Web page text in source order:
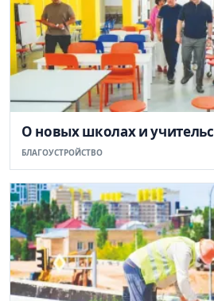
О новых школах и
БЛАГОУСТРОЙСТВО